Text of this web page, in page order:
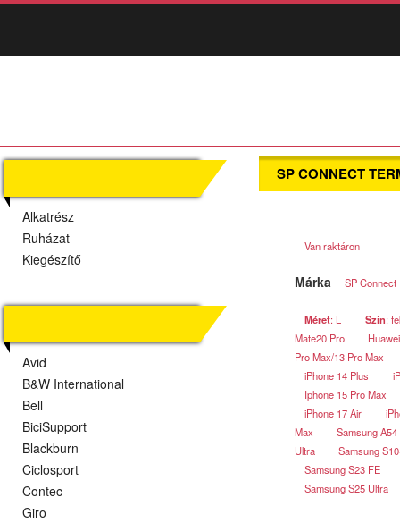
Alkatrész
Ruházat
Kiegészítő
Avid
B&W International
Bell
BiciSupport
Blackburn
Ciclosport
Contec
Giro
SP CONNECT
Van raktáron
Márka SP Connect
Méret: L Szín:
Mate20 Pro
Pro Max/13 Pro Max
iPhone 14 Plus
Iphone 15 Pro Max
iPhone 17 Air
Max
Samsung A54
Ultra
Samsung
Samsung S23 FE
Samsung S25 Ultra